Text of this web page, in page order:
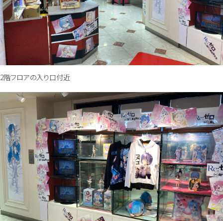
2階フロアの入り口付近